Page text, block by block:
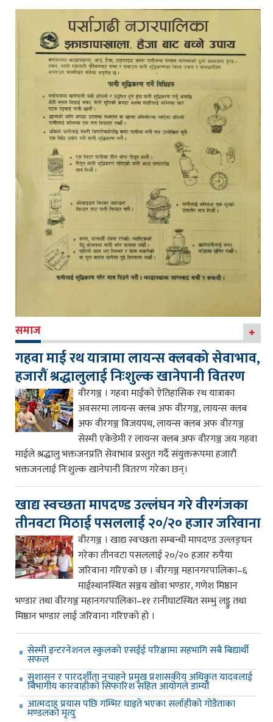
समाज
गहवा माई रथ यात्रामा लायन्स क्लबको सेवाभाव,
हजारौं श्रद्धालुलाई निःशुल्क खानेपानी वितरण
वीरगञ्ज । गहवा माईको ऐतिहासिक रथ यात्राका
अवसरमा लायन्स क्लब अफ वीरगञ्ज, लायन्स क्लब
अफ वीरगञ्ज विजयपथ, लायन्स क्लब अफ वीरगञ्ज
सेस्मी एकेडेमी र लायन्स क्लब अफ वीरगञ्ज जय गहवा
माईले श्रद्धालु भक्तजनप्रति सेवाभाव प्रस्तुत गर्दै संयुक्तरूपमा हजारौं
भक्तजनलाई निःशुल्क खानेपानी वितरण गरेका छन्।
खाद्य स्वच्छता मापदण्ड उल्लंघन गरे वीरगंजका
तीनवटा मिठाई पसललाई २०/२० हजार जरिवाना
वीरगञ्ज । खाद्य स्वच्छता सम्बन्धी मापदण्ड उल्लङ्घन
गरेका तीनवटा पसललाई २०/२० हजार रुपैया
जरिवाना गरिएको छ । वीरगञ्ज महानगरपालिका–६
माईस्थानस्थित सञ्जय खोवा भण्डार, गणेश मिष्ठान
भण्डार तथा वीरगञ्ज महानगरपालिका–११ रानीघाटस्थित सम्भु लड्डु तथा
मिष्ठान भण्डार लाई जरिवाना गरिएको हो ।
सेस्मी इन्टरनेशनल स्कुलको एसईई परिक्षामा सहभागि सबै बिद्यार्थी
सफल
सुशासन र पारदर्शीता नचाहने प्रमुख प्रशासकीय अधिकृत यादवलाई
बिभागीय कारवाहीको सिफारिश सहित आयोगले डाम्यो
आत्मदाह प्रयास पछि गम्भिर घाइते भएका सर्लाहीको गोडैताका
मण्डलको मृत्यु